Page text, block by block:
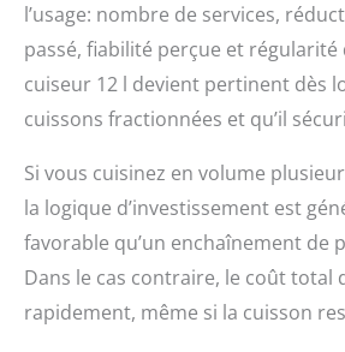
l’usage: nombre de services,
passé, fiabilité perçue et régularité
cuiseur 12 l devient pertinent dès
cuissons fractionnées et qu’il
Si vous cuisinez en volume
la logique d’investissement est
favorable qu’un enchaînement de
Dans le cas contraire, le coût total
rapidement, même si la cuisson